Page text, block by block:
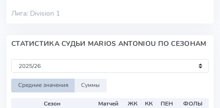
Лига: Division 1
СТАТИСТИКА СУДЬИ MARIOS ANTONIOU ПО СЕЗОНАМ
Средние значения Суммы
Сезон Матчей ЖК КК ПЕН
ФОЛЫ